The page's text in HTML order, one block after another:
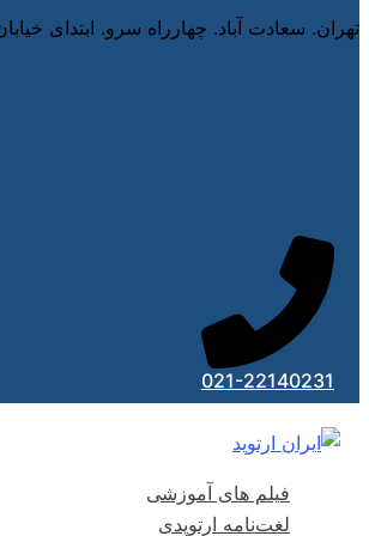
تهران. سعادت آباد. چهارراه سرو. ابتدای
021-22140231
فیلم های آموزشی
لغت‌نامه ارتوپدی